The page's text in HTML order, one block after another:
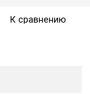
К сравнению